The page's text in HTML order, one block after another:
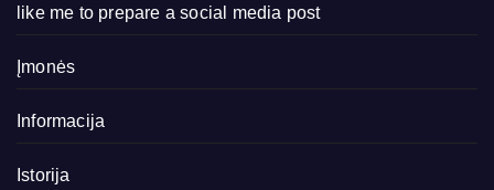
like me to prepare a social media post
Įmonės
Informacija
Istorija